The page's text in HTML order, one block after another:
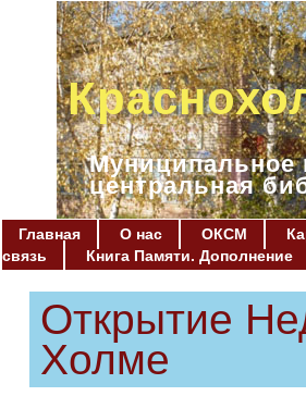
Муниципальное
центральная
Главная О нас ОКСМ
связь
Книга Памяти. Дополнение
Открытие
Холме